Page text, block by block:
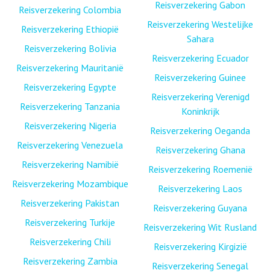
Reisverzekering Colombia
Reisverzekering Ethiopië
Reisverzekering Bolivia
Reisverzekering Mauritanië
Reisverzekering Egypte
Reisverzekering Tanzania
Reisverzekering Nigeria
Reisverzekering Venezuela
Reisverzekering Namibië
Reisverzekering Mozambique
Reisverzekering Pakistan
Reisverzekering Turkije
Reisverzekering Chili
Reisverzekering Zambia
Reisverzekering Gabon
Reisverzekering Westelijke
Sahara
Reisverzekering Ecuador
Reisverzekering Guinee
Reisverzekering Verenigd
Koninkrijk
Reisverzekering Oeganda
Reisverzekering Ghana
Reisverzekering Roemenië
Reisverzekering Laos
Reisverzekering Guyana
Reisverzekering Wit Rusland
Reisverzekering Kirgizië
Reisverzekering Senegal